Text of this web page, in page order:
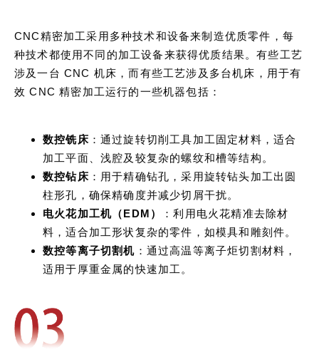
CNC精密加工采用多种技术和设备来制造优质零件，每
种技术都使用不同的加工设备来获得优质结果。有些工艺
涉及一台 CNC 机床，而有些工艺涉及多台机床，用于有
效 CNC 精密加工运行的一些机器包括：
数控铣床：通过旋转切削工具加工固定材料，适合
加工平面、浅腔及较复杂的螺纹和槽等结构。
数控钻床：用于精确钻孔，采用旋转钻头加工出圆
柱形孔，确保精确度并减少切屑干扰。
电火花加工机（EDM）
：利用电火花精准去除材
料，适合加工形状复杂的零件，如模具和雕刻件。
数控等离子切割机 ：通过高温等离子炬切割材料，
适用于厚重金属的快速加工。